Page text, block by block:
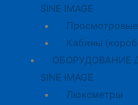
SINE IMAGE
Кабины
ОБОРУДОВАНИЕ
SINE IMAGE
Люксметры